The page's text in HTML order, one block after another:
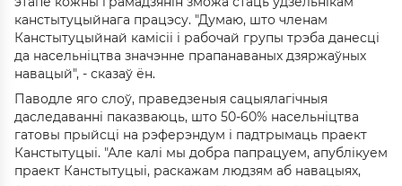
канстытуцыйнага працэсу. "Думаю, што членам
Канстытуцыйнай камісіі і рабочай групы трэба данесці
да насельніцтва значэнне прапанаваных дзяржаўных
навацый", - сказаў ён.
Паводле яго слоў, праведзеныя сацыялагічныя
даследаванні паказваюць, што 50-60% насельніцтва
гатовы прыйсці на рэферэндум і падтрымаць праект
Канстытуцыі. "Але калі мы добра папрацуем, апублікуем
праект Канстытуцыі, раскажам людзям аб навацыях,